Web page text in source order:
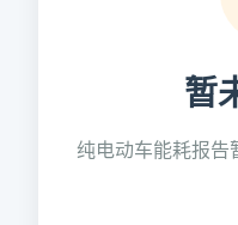
暂
纯电动车能耗报告